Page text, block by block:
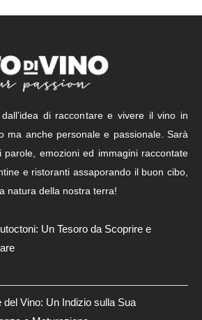
di raccontare e vivere il vino in
ma anche personale e passionale. Sarà
emozioni ed immagini raccontate
e ristoranti assaporando il buon cibo,
natura della nostra terra!
Un Tesoro da Scoprire e
del Vino: Un Indizio sulla Sua